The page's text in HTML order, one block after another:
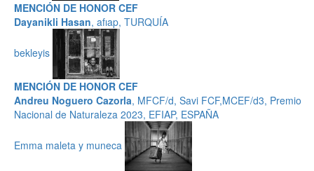
MENCIÓN DE HONOR CEF
Dayanikli Hasan, afıap, TURQUÍA
bekleyis
MENCIÓN DE HONOR CEF
Andreu Noguero Cazorla, MFCF/d, Savi FCF,MCEF/d3, Premio
Nacional de Naturaleza 2023, EFIAP, ESPAÑA
Emma maleta y muneca